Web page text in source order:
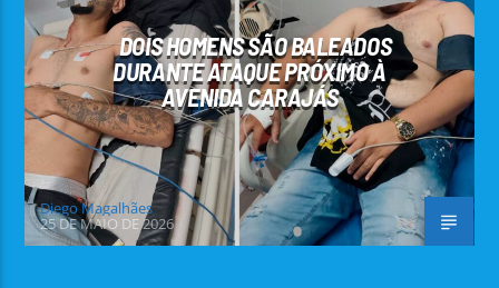
DOIS HOMENS SÃO BALEADOS
DURANTE ATAQUE PRÓXIMO À
AVENIDA CARAJÁS
Diego Magalhães
25 DE MAIO DE 2026